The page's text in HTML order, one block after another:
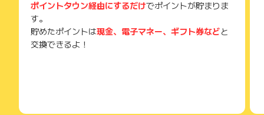
ポイントタウン経由にするだけでポイントが貯まりま
す。
貯めたポイントは現金、電子マネー、ギフト券などと
交換できるよ！